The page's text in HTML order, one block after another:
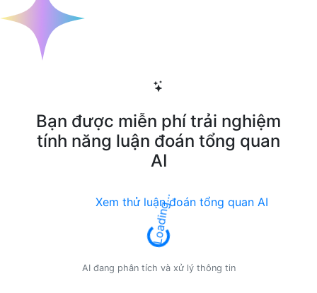
Bạn được miễn phí trải nghiệm
tính năng luận đoán tổng quan
AI
Xem thử luận đoán tổng quan AI
Loading...
AI đang phân tích và xử lý thông tin